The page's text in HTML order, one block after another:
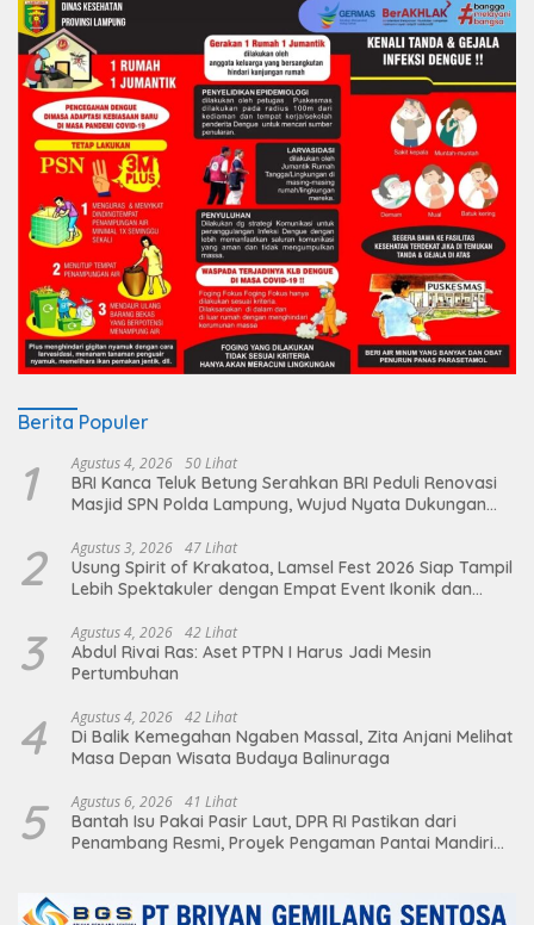
Berita Populer
1 Agustus 4, 2026 50 Lihat
BRI Kanca Teluk Betung Serahkan BRI Peduli Renovasi
Masjid SPN Polda Lampung, Wujud Nyata Dukungan
2 Agustus 3, 2026 47 Lihat
Usung Spirit of Krakatoa, Lamsel Fest 2026 Siap Tampil
Lebih Spektakuler dengan Empat Event Ikonik dan
3 Agustus 4, 2026 42 Lihat
Abdul Rivai Ras: Aset PTPN I Harus Jadi Mesin
Pertumbuhan
4 Agustus 4, 2026 42 Lihat
Di Balik Kemegahan Ngaben Massal, Zita Anjani Melihat
Masa Depan Wisata Budaya Balinuraga
5 Agustus 6, 2026 41 Lihat
Bantah Isu Pakai Pasir Laut, DPR RI Pastikan dari
Penambang Resmi, Proyek Pengaman Pantai Mandiri